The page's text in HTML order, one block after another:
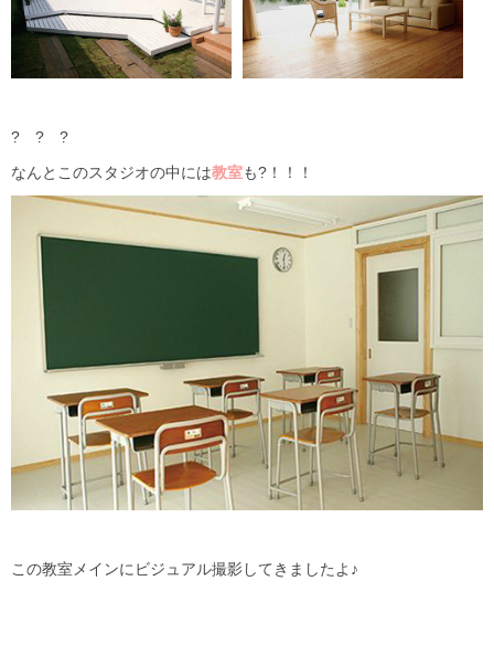
? ? ?
なんとこのスタジオの中には教室も?！！！
この教室メインにビジュアル撮影してきましたよ♪